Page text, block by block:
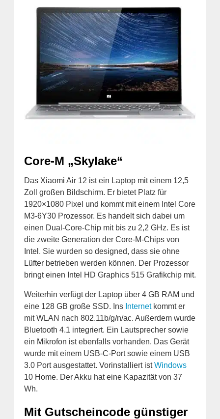
Core-M „Skylake“
Das Xiaomi Air 12 ist ein Laptop mit einem 12,5
Zoll großen Bildschirm. Er bietet Platz für
1920×1080 Pixel und kommt mit einem Intel Core
M3-6Y30 Prozessor. Es handelt sich dabei um
einen Dual-Core-Chip mit bis zu 2,2 GHz. Es ist
die zweite Generation der Core-M-Chips von
Intel. Sie wurden so designed, dass sie ohne
Lüfter betrieben werden können. Der Prozessor
bringt einen Intel HD Graphics 515 Grafikchip mit.
Weiterhin verfügt der Laptop über 4 GB RAM und
eine 128 GB große SSD. Ins Internetkommt er
mit WLAN nach 802.11b/g/n/ac. Außerdem wurde
Bluetooth 4.1 integriert. Ein Lautsprecher sowie
ein Mikrofon ist ebenfalls vorhanden. Das Gerät
wurde mit einem USB-C-Port sowie einem USB
3.0 Port ausgestattet. Vorinstalliert istWindows
10 Home. Der Akku hat eine Kapazität von 37
Wh.
Mit Gutscheincode günstiger